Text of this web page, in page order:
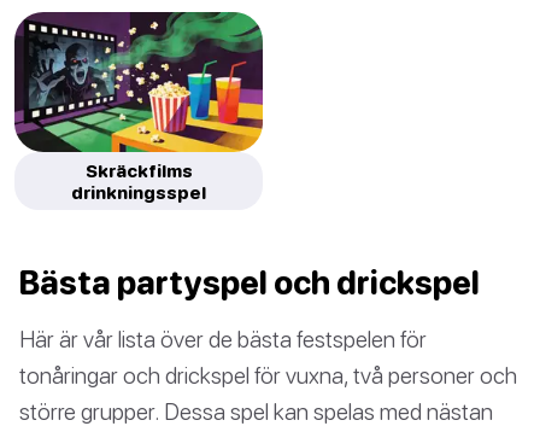
Skräckfilms
drinkningsspel
Bästa partyspel och drickspel
Här är vår lista över de bästa festspelen för
tonåringar och drickspel för vuxna, två personer och
större grupper. Dessa spel kan spelas med nästan